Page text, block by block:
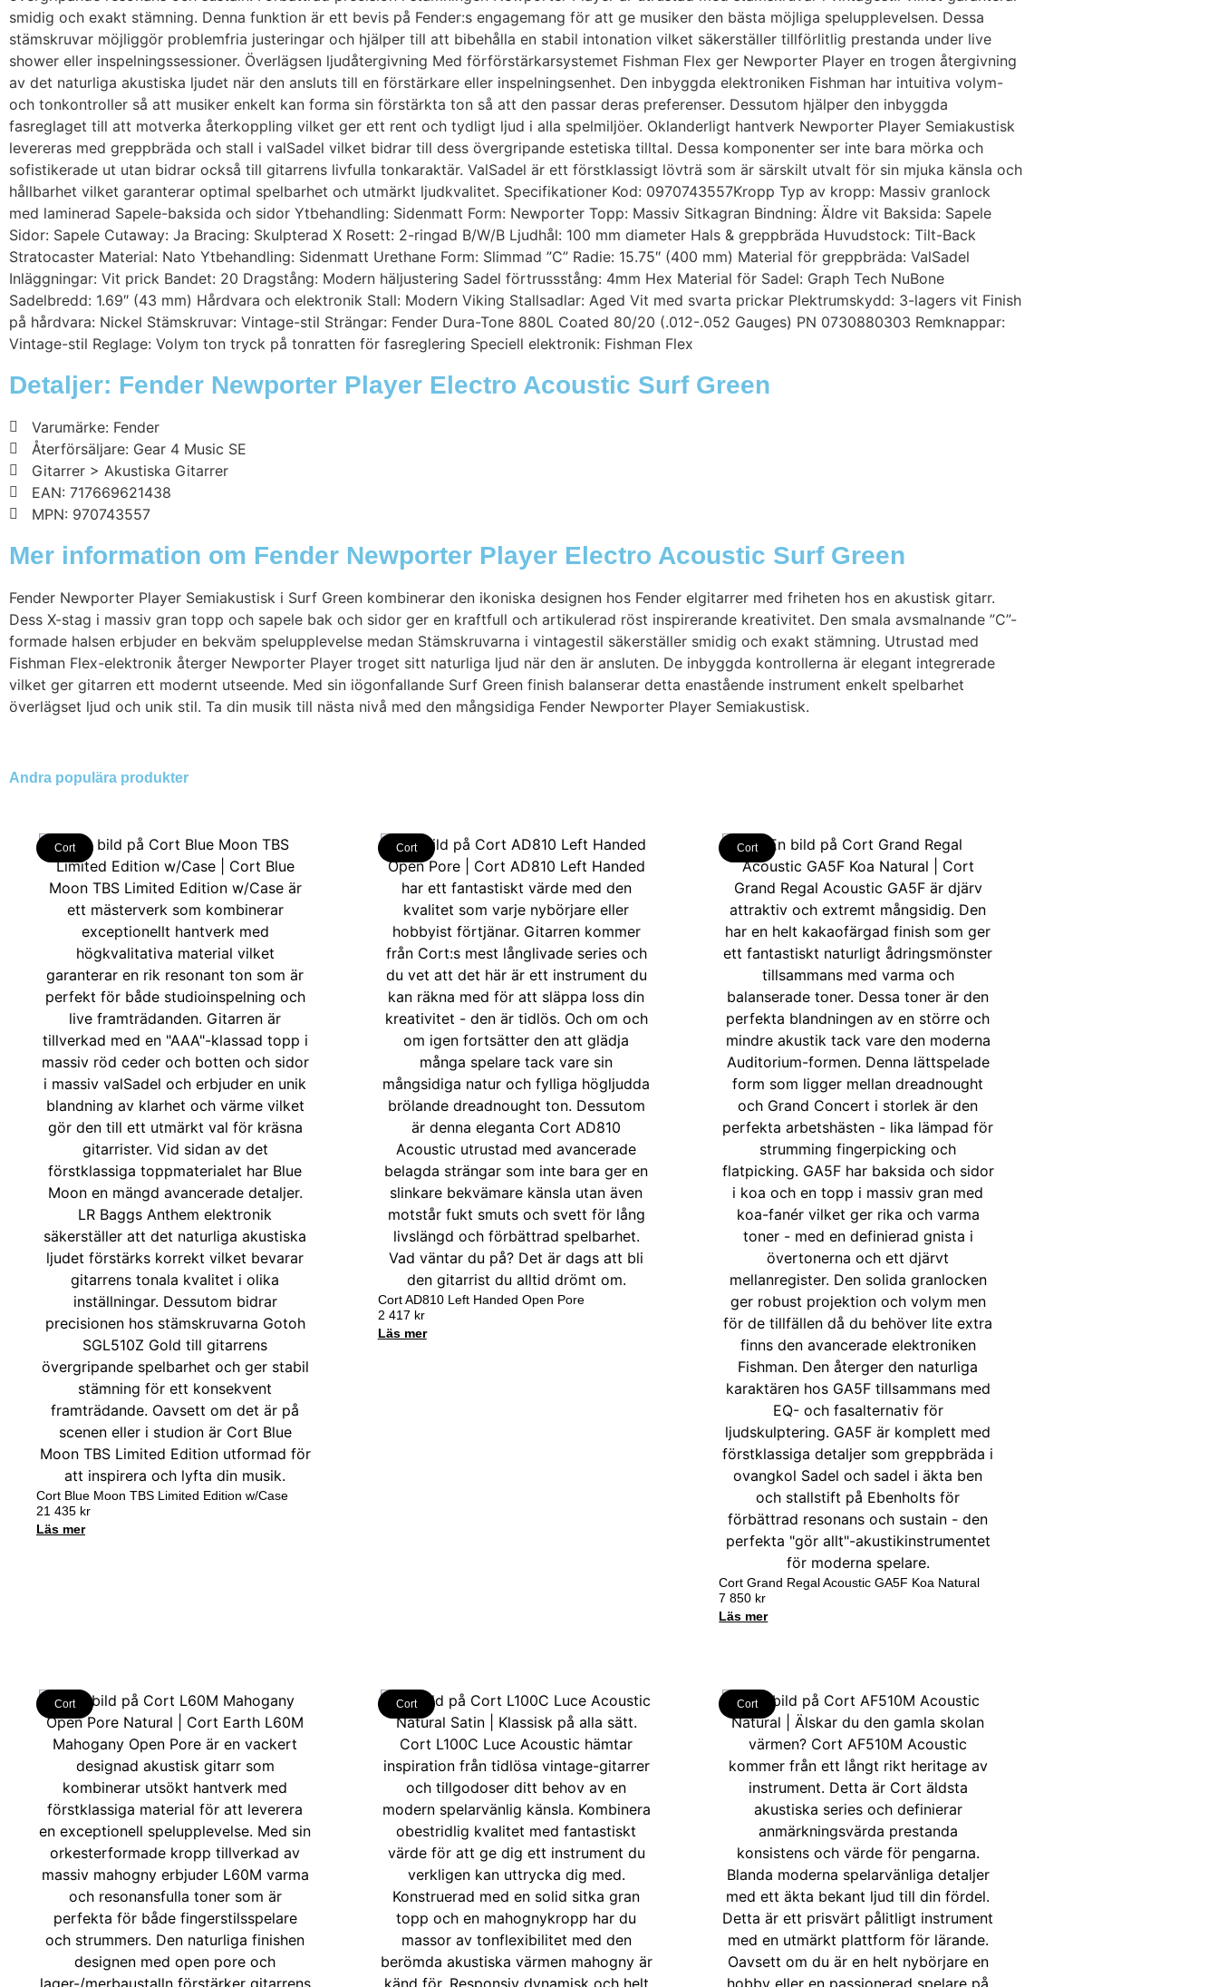
smidig och exakt stämning. Denna funktion är ett bevis på Fender:s engagemang för att ge musiker den bästa möjliga spelupplevelsen. Dessa
stämskruvar möjliggör problemfria justeringar och hjälper till att bibehålla en stabil intonation vilket säkerställer tillförlitlig prestanda under live
shower eller inspelningssessioner. Överlägsen ljudåtergivning Med förförstärkarsystemet Fishman Flex ger Newporter Player en trogen återgivning
av det naturliga akustiska ljudet när den ansluts till en förstärkare eller inspelningsenhet. Den inbyggda elektroniken Fishman har intuitiva volym-
och tonkontroller så att musiker enkelt kan forma sin förstärkta ton så att den passar deras preferenser. Dessutom hjälper den inbyggda
fasreglaget till att motverka återkoppling vilket ger ett rent och tydligt ljud i alla spelmiljöer. Oklanderligt hantverk Newporter Player Semiakustisk
levereras med greppbräda och stall i valSadel vilket bidrar till dess övergripande estetiska tilltal. Dessa komponenter ser inte bara mörka och
sofistikerade ut utan bidrar också till gitarrens livfulla tonkaraktär. ValSadel är ett förstklassigt lövträ som är särskilt utvalt för sin mjuka känsla och
hållbarhet vilket garanterar optimal spelbarhet och utmärkt ljudkvalitet. Specifikationer Kod: 0970743557Kropp Typ av kropp: Massiv granlock
med laminerad Sapele-baksida och sidor Ytbehandling: Sidenmatt Form: Newporter Topp: Massiv Sitkagran Bindning: Äldre vit Baksida: Sapele
Sidor: Sapele Cutaway: Ja Bracing: Skulpterad X Rosett: 2-ringad B/W/B Ljudhål: 100 mm diameter Hals & greppbräda Huvudstock: Tilt-Back
Stratocaster Material: Nato Ytbehandling: Sidenmatt Urethane Form: Slimmad ”C” Radie: 15.75″ (400 mm) Material för greppbräda: ValSadel
Inläggningar: Vit prick Bandet: 20 Dragstång: Modern häljustering Sadel förtrussstång: 4mm Hex Material för Sadel: Graph Tech NuBone
Sadelbredd: 1.69″ (43 mm) Hårdvara och elektronik Stall: Modern Viking Stallsadlar: Aged Vit med svarta prickar Plektrumskydd: 3-lagers vit Finish
på hårdvara: Nickel Stämskruvar: Vintage-stil Strängar: Fender Dura-Tone 880L Coated 80/20 (.012-.052 Gauges) PN 0730880303 Remknappar:
Vintage-stil Reglage: Volym ton tryck på tonratten för fasreglering Speciell elektronik: Fishman Flex
Detaljer: Fender Newporter Player Electro Acoustic Surf Green
Varumärke: Fender
Återförsäljare: Gear 4 Music SE
Gitarrer > Akustiska Gitarrer
EAN: 717669621438
MPN: 970743557
Mer information om Fender Newporter Player Electro Acoustic Surf Green
Fender Newporter Player Semiakustisk i Surf Green kombinerar den ikoniska designen hos Fender elgitarrer med friheten hos en akustisk gitarr.
Dess X-stag i massiv gran topp och sapele bak och sidor ger en kraftfull och artikulerad röst inspirerande kreativitet. Den smala avsmalnande ”C”-
formade halsen erbjuder en bekväm spelupplevelse medan Stämskruvarna i vintagestil säkerställer smidig och exakt stämning. Utrustad med
Fishman Flex-elektronik återger Newporter Player troget sitt naturliga ljud när den är ansluten. De inbyggda kontrollerna är elegant integrerade
vilket ger gitarren ett modernt utseende. Med sin iögonfallande Surf Green finish balanserar detta enastående instrument enkelt spelbarhet
överlägset ljud och unik stil. Ta din musik till nästa nivå med den mångsidiga Fender Newporter Player Semiakustisk.
Andra populära produkter
Cort
Cort Blue Moon TBS Limited Edition w/Case
21 435 kr
Läs mer
Cort
Cort AD810 Left Handed Open Pore
2 417 kr
Läs mer
Cort
Cort Grand Regal Acoustic GA5F Koa Natural
7 850 kr
Läs mer
Cort Cort Cort